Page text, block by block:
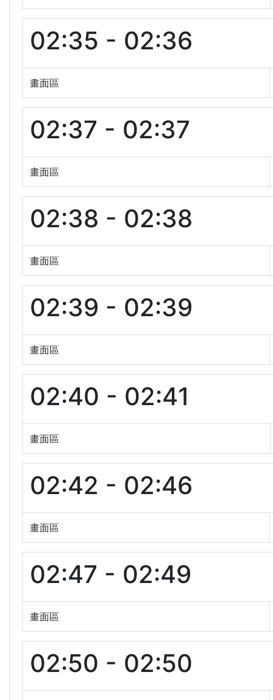
02:35 - 02:36
畫面區
02:37 - 02:37
畫面區
02:38 - 02:38
畫面區
02:39 - 02:39
畫面區
02:40 - 02:41
畫面區
02:42 - 02:46
畫面區
02:47 - 02:49
畫面區
02:50 - 02:50